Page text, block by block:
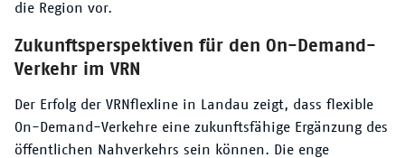
die Region vor.
Zukunftsperspektiven für den On-Demand-
Verkehr im VRN
Der Erfolg der VRNflexline in Landau zeigt, dass flexible
On-Demand-Verkehre eine zukunftsfähige Ergänzung des
öffentlichen Nahverkehrs sein können. Die enge